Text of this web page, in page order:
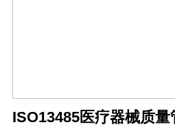
ISO13485医疗器械质量